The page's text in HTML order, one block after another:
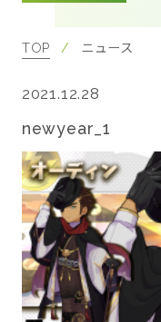
事業展開
RECRUIT
採用情報
NEWS
お知らせ
TOP ニュース
newyear_1
2021.12.28